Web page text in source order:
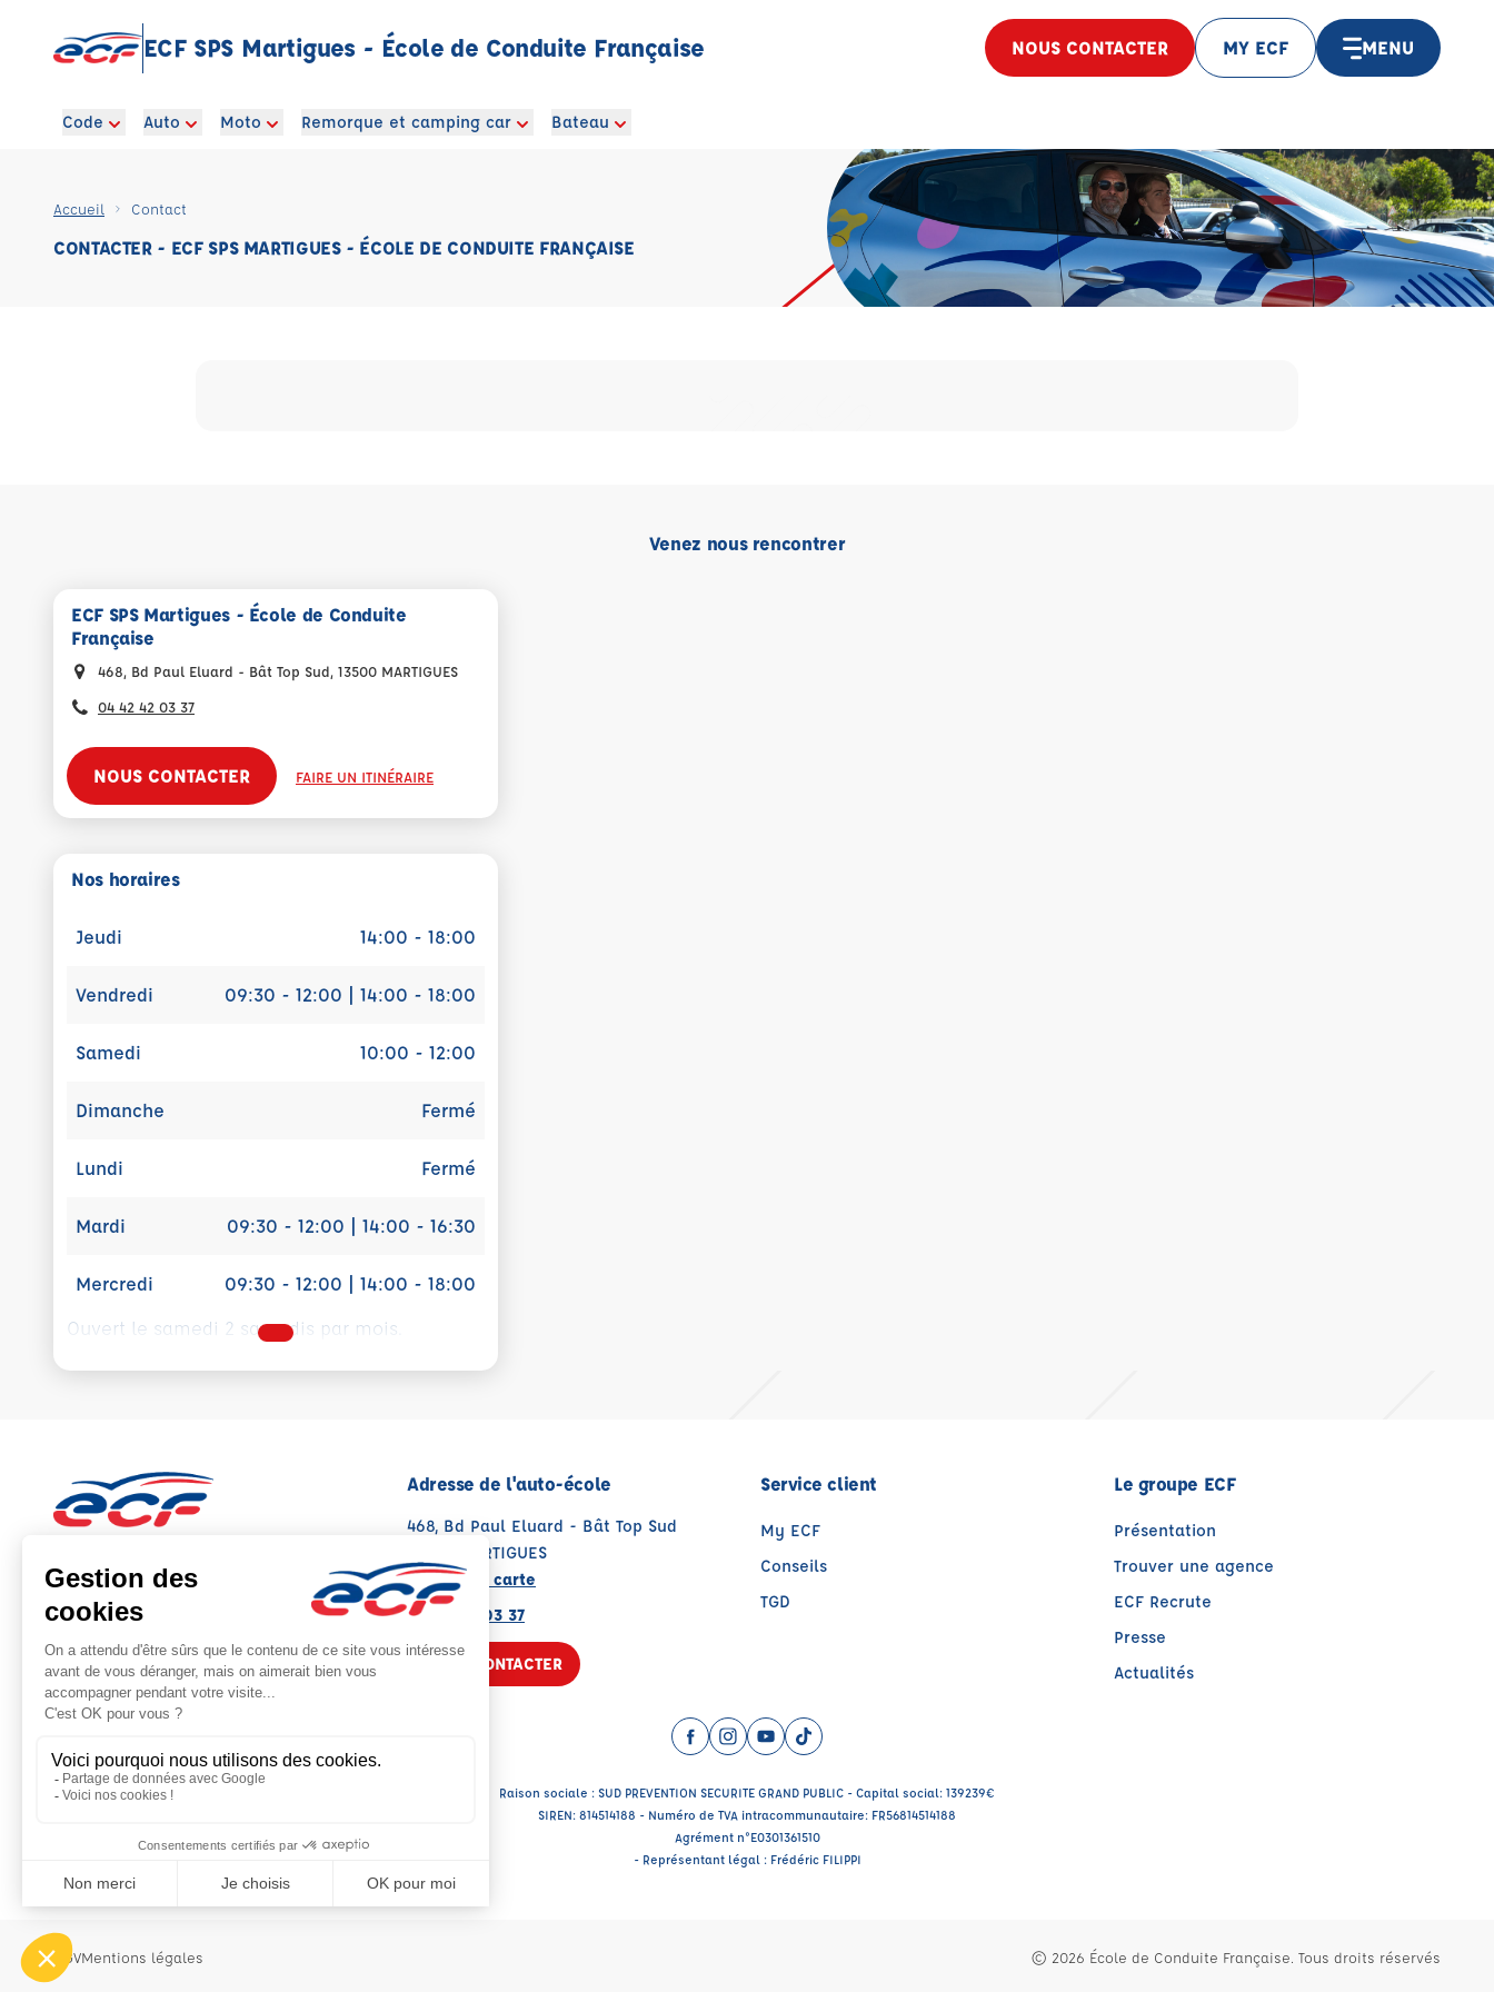
ECF SPS Martigues - École de Conduite Française NOUS CONTACTER MY ECF MENU
Code Auto Moto Remorque et camping car Bateau
Accueil Contact
CONTACTER - ECF SPS MARTIGUES - ÉCOLE DE CONDUITE FRANÇAISE
Venez nous rencontrer
ECF SPS Martigues - École de Conduite
Française
468, Bd Paul Eluard - Bât Top Sud, 13500 MARTIGUES
04 42 42 03 37
NOUS CONTACTER FAIRE UN ITINÉRAIRE
Nos horaires
Jeudi 14:00 - 18:00
Vendredi 09:30 - 12:00 | 14:00 - 18:00
Samedi 10:00 - 12:00
Dimanche Fermé
Lundi Fermé
Mardi 09:30 - 12:00 | 14:00 - 16:30
Mercredi
09:30 - 12:00 | 14:00 - 18:00
Ouvert le samedi 2 samedis par mois.
Note : 4.7/5
Moyenne calculée sur 86 avis
Adresse de l'auto-école
468, Bd Paul Eluard - Bât Top Sud
13500 MARTIGUES
Voir sur la carte
04 42 42 03 37
NOUS CONTACTER
Service client
My ECF
Conseils
TGD
Le groupe ECF
Présentation
Trouver une agence
ECF Recrute
Presse
Actualités
Facebook (nouvelle fenêtre)
Instagram (nouvelle fenêtre)
YouTube (nouvelle fenêtre)
TikTok (nouvelle fenêtre)
Raison sociale : SUD PREVENTION SECURITE GRAND PUBLIC - Capital social: 139239€
SIREN: 814514188 - Numéro de TVA intracommunautaire: FR56814514188
Agrément n°E0301361510
- Représentant légal : Frédéric FILIPPI
CGVMentions légales © 2026 École de Conduite Française. Tous droits réservés